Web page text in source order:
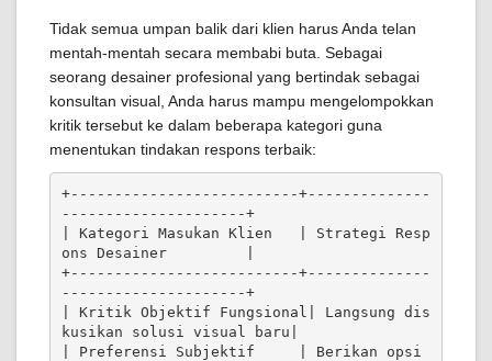
Tidak semua umpan balik dari klien harus Anda telan
mentah-mentah secara membabi buta. Sebagai
seorang desainer profesional yang bertindak sebagai
konsultan visual, Anda harus mampu mengelompokkan
kritik tersebut ke dalam beberapa kategori guna
menentukan tindakan respons terbaik:
+--------------------------+--------------
---------------------+
| Kategori Masukan Klien   | Strategi Resp
ons Desainer         |
+--------------------------+--------------
---------------------+
| Kritik Objektif Fungsional| Langsung dis
kusikan solusi visual baru|
| Preferensi Subjektif     | Berikan opsi